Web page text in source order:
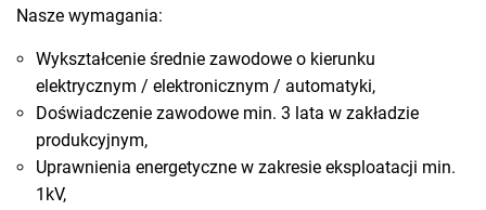
Nasze wymagania:
Wykształcenie średnie zawodowe o kierunku
elektrycznym / elektronicznym / automatyki,
Doświadczenie zawodowe min. 3 lata w zakładzie
produkcyjnym,
Uprawnienia energetyczne w zakresie eksploatacji min.
1kV,